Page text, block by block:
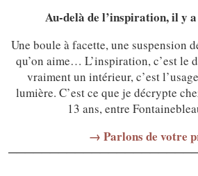
Au-delà de l’inspiration, il y
Une boule à facette, une suspension
qu’on aime… L’inspiration, c’est le
vraiment un intérieur, c’est
lumière. C’est ce que je décrypte
13 ans, entre
→ Parlons de votre